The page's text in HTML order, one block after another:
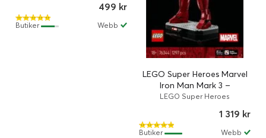
499 kr
Webb
Butiker
LEGO Super Heroes Marvel
Iron Man Mark 3 –
samlarutgåva 76344
LEGO Super Heroes
1 319 kr
Webb
Butiker